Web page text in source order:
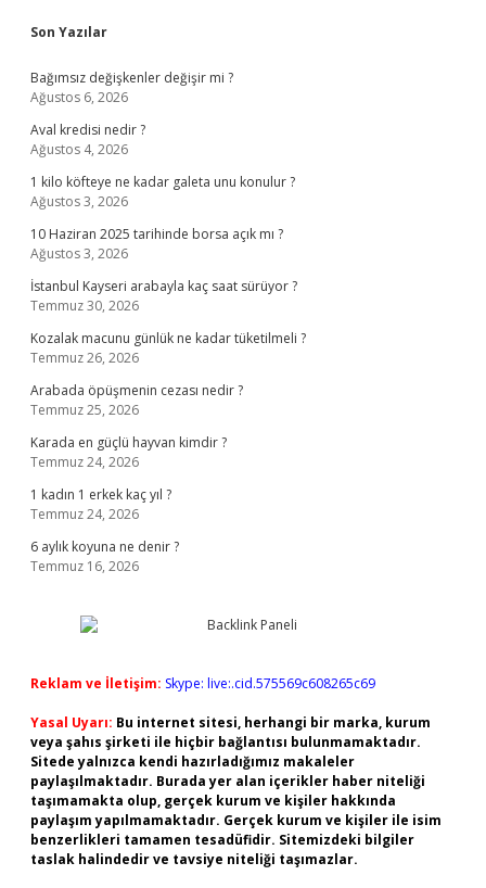
Sidebar
Son Yazılar
Bağımsız değişkenler değişir mi ?
Ağustos 6, 2026
Aval kredisi nedir ?
Ağustos 4, 2026
1 kilo köfteye ne kadar galeta unu konulur ?
Ağustos 3, 2026
10 Haziran 2025 tarihinde borsa açık mı ?
Ağustos 3, 2026
İstanbul Kayseri arabayla kaç saat sürüyor ?
Temmuz 30, 2026
Kozalak macunu günlük ne kadar tüketilmeli ?
Temmuz 26, 2026
Arabada öpüşmenin cezası nedir ?
Temmuz 25, 2026
Karada en güçlü hayvan kimdir ?
Temmuz 24, 2026
1 kadın 1 erkek kaç yıl ?
Temmuz 24, 2026
6 aylık koyuna ne denir ?
Temmuz 16, 2026
Reklam ve İletişim: Skype: live:.cid.575569c608265c69
Yasal Uyarı: Bu internet sitesi, herhangi bir marka, kurum
veya şahıs şirketi ile hiçbir bağlantısı bulunmamaktadır.
Sitede yalnızca kendi hazırladığımız makaleler
paylaşılmaktadır. Burada yer alan içerikler haber niteliği
taşımamakta olup, gerçek kurum ve kişiler hakkında
paylaşım yapılmamaktadır. Gerçek kurum ve kişiler ile isim
benzerlikleri tamamen tesadüfidir. Sitemizdeki bilgiler
taslak halindedir ve tavsiye niteliği taşımazlar.